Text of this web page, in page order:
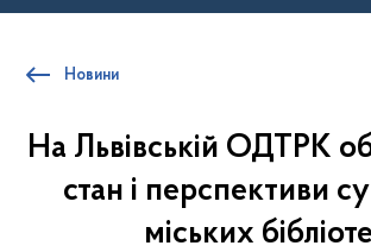
Новини
На Львівській ОДТРК
стан і перспективи
міських